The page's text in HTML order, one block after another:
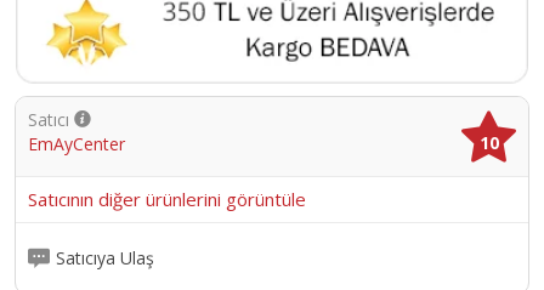
Satıcı
EmAyCenter
10
Satıcının diğer ürünlerini görüntüle
Satıcıya Ulaş